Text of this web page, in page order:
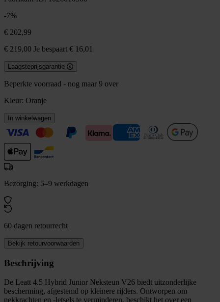
-7%
€ 202,99
€ 219,00 Je bespaart € 16,01
Laagsteprijsgarantie
Beperkte voorraad - nog maar 9 over
Kleur: Oranje
In winkelwagen
Bezorging: 5–9 werkdagen
60 dagen retourrecht
Bekijk retourvoorwaarden
Beschrijving
De Leatt 4.5 Hybrid Junior Neksteun V26 biedt uitzonderlijke
bescherming, afgestemd op kleinere rijders. Ontworpen om
nekkrachten en -letsels te verminderen, beschikt het over een